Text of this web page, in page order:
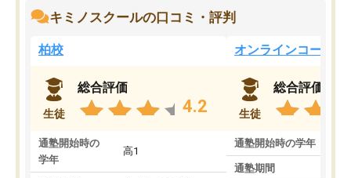
キミノスクールの口コミ・評判
柏校
生徒
総合評価
4.2
通塾開始時の
学年
高1
オンラインコース
生徒
総合評価
通塾開始時の学年
通塾期間